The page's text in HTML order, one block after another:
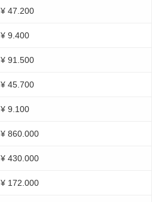
¥ 47.200
¥ 9.400
¥ 91.500
¥ 45.700
¥ 9.100
¥ 860.000
¥ 430.000
¥ 172.000